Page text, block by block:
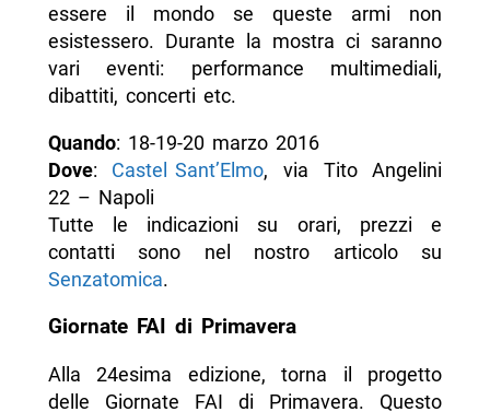
essere il mondo se queste armi non
esistessero. Durante la mostra ci saranno
vari eventi: performance multimediali,
dibattiti, concerti etc.
Quando: 18-19-20 marzo 2016
Dove: Castel Sant’Elmo, via Tito Angelini
22 – Napoli
Tutte le indicazioni su orari, prezzi e
contatti sono nel nostro articolo su
Senzatomica.
Giornate FAI di Primavera
Alla 24esima edizione, torna il progetto
delle Giornate FAI di Primavera. Questo